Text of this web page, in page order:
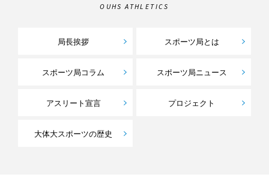
OUHS ATHLETICS
局長挨拶 スポーツ局とは
スポーツ局コラム スポーツ局ニュース
アスリート宣言 プロジェクト
大体大スポーツの歴史